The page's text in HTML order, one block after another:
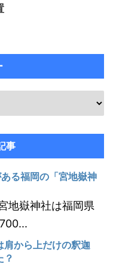
事
る福岡の「宮地嶽神
地嶽神社は福岡県
肩から上だけの釈迦
？